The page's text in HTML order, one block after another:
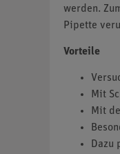
werden.
Pipette
Vorteile
Mit
Mit
Dazu